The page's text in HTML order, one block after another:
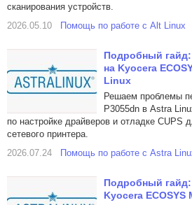
сканирования устройств.
2026.05.10
Помощь по работе с Alt Linux
Подробный
на Kyocera
Linux
Решаем проблемы
P3055dn в Astra
по настройке драйверов и отладке CUPS
сетевого принтера.
2026.07.24
Помощь по работе с Astra
Подробный гайд:
Kyocera